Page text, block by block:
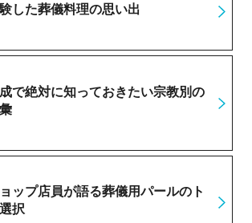
した葬儀料理の思い出
で絶対に知っておきたい宗教別の
ップ店員が語る葬儀用パールのト
択